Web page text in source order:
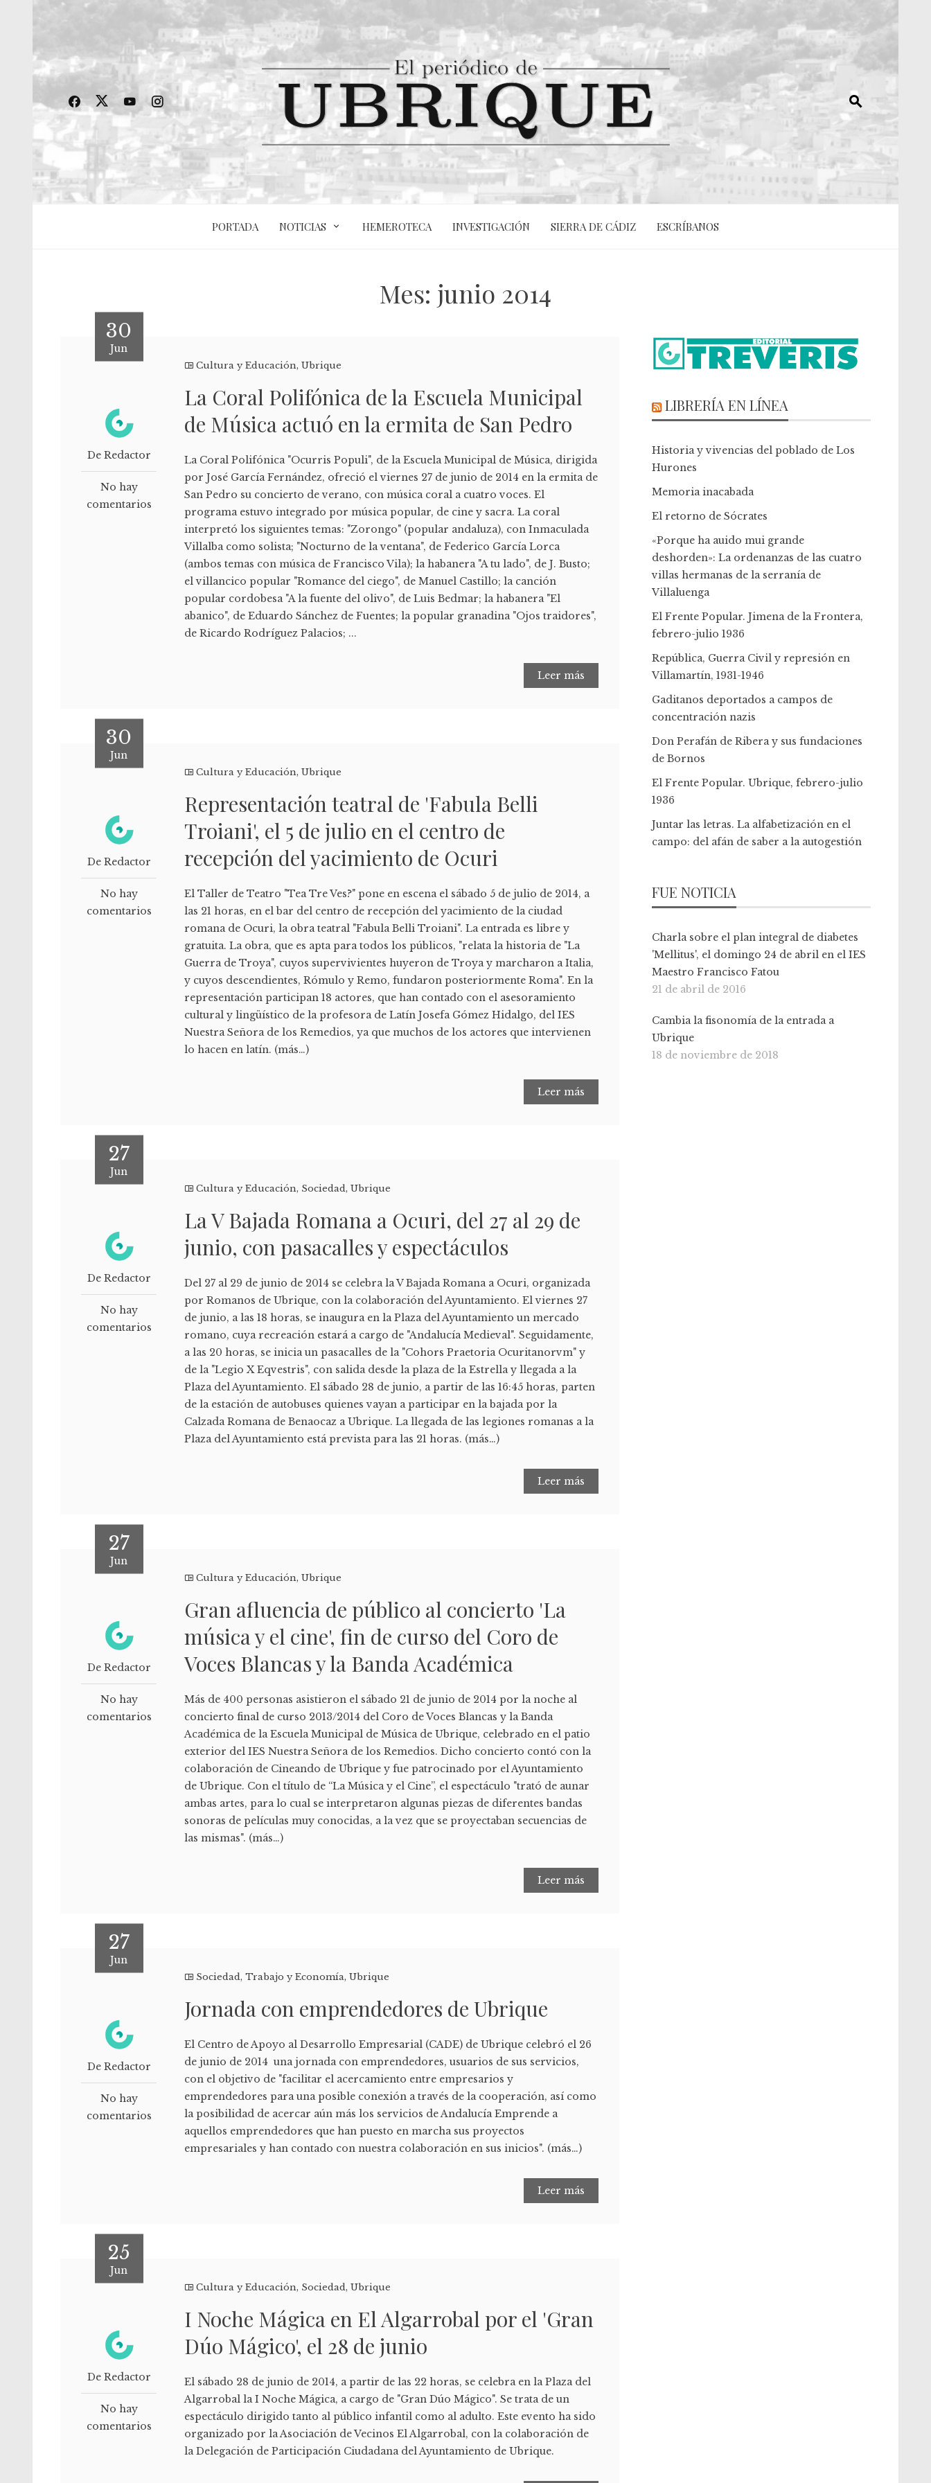
PORTADA NOTICIAS HEMEROTECA INVESTIGACIÓN SIERRA DE CÁDIZ ESCRÍBANOS
Mes: junio 2014
30
Jun
De Redactor
No hay
comentarios
Cultura y Educación,Ubrique
La Coral Polifónica de la Escuela Municipal
de Música actuó en la ermita de San Pedro
La Coral Polifónica "Ocurris Populi", de la Escuela Municipal de Música, dirigida
por José García Fernández, ofreció el viernes 27 de junio de 2014 en la ermita de
San Pedro su concierto de verano, con música coral a cuatro voces. El
programa estuvo integrado por música popular, de cine y sacra. La coral
interpretó los siguientes temas: "Zorongo" (popular andaluza), con Inmaculada
Villalba como solista; "Nocturno de la ventana", de Federico García Lorca
(ambos temas con música de Francisco Vila); la habanera "A tu lado", de J. Busto;
el villancico popular "Romance del ciego", de Manuel Castillo; la canción
popular cordobesa "A la fuente del olivo", de Luis Bedmar; la habanera "El
abanico", de Eduardo Sánchez de Fuentes; la popular granadina "Ojos traidores",
de Ricardo Rodríguez Palacios; ...
Leer más
30
Jun
De Redactor
No hay
comentarios
Cultura y Educación,Ubrique
Representación teatral de 'Fabula Belli
Troiani', el 5 de julio en el centro de
recepción del yacimiento de Ocuri
El Taller de Teatro "Tea Tre Ves?" pone en escena el sábado 5 de julio de 2014, a
las 21 horas, en el bar del centro de recepción del yacimiento de la ciudad
romana de Ocuri, la obra teatral "Fabula Belli Troiani". La entrada es libre y
gratuita. La obra, que es apta para todos los públicos, "relata la historia de "La
Guerra de Troya", cuyos supervivientes huyeron de Troya y marcharon a Italia,
y cuyos descendientes, Rómulo y Remo, fundaron posteriormente Roma". En la
representación participan 18 actores, que han contado con el asesoramiento
cultural y lingüístico de la profesora de Latín Josefa Gómez Hidalgo, del IES
Nuestra Señora de los Remedios, ya que muchos de los actores que intervienen
lo hacen en latín. (más…)
Leer más
27
Jun
De Redactor
No hay
comentarios
Cultura y Educación, Sociedad,Ubrique
La V Bajada Romana a Ocuri, del 27 al 29 de
junio, con pasacalles y espectáculos
Del 27 al 29 de junio de 2014 se celebra la V Bajada Romana a Ocuri, organizada
por Romanos de Ubrique, con la colaboración del Ayuntamiento. El viernes 27
de junio, a las 18 horas, se inaugura en la Plaza del Ayuntamiento un mercado
romano, cuya recreación estará a cargo de "Andalucía Medieval". Seguidamente,
a las 20 horas, se inicia un pasacalles de la "Cohors Praetoria Ocuritanorvm" y
de la "Legio X Eqvestris", con salida desde la plaza de la Estrella y llegada a la
Plaza del Ayuntamiento. El sábado 28 de junio, a partir de las 16:45 horas, parten
de la estación de autobuses quienes vayan a participar en la bajada por la
Calzada Romana de Benaocaz a Ubrique. La llegada de las legiones romanas a la
Plaza del Ayuntamiento está prevista para las 21 horas. (más…)
Leer más
27
Jun
De Redactor
No hay
comentarios
Cultura y Educación,Ubrique
Gran afluencia de público al concierto 'La
música y el cine', fin de curso del Coro de
Voces Blancas y la Banda Académica
Más de 400 personas asistieron el sábado 21 de junio de 2014 por la noche al
concierto final de curso 2013/2014 del Coro de Voces Blancas y la Banda
Académica de la Escuela Municipal de Música de Ubrique, celebrado en el patio
exterior del IES Nuestra Señora de los Remedios. Dicho concierto contó con la
colaboración de Cineando de Ubrique y fue patrocinado por el Ayuntamiento
de Ubrique. Con el título de “La Música y el Cine”, el espectáculo "trató de aunar
ambas artes, para lo cual se interpretaron algunas piezas de diferentes bandas
sonoras de películas muy conocidas, a la vez que se proyectaban secuencias de
las mismas". (más…)
Leer más
27
Jun
De Redactor
No hay
comentarios
Sociedad,Trabajo y Economía,Ubrique
Jornada con emprendedores de Ubrique
El Centro de Apoyo al Desarrollo Empresarial (CADE) de Ubrique celebró el 26
de junio de 2014 una jornada con emprendedores, usuarios de sus servicios,
con el objetivo de "facilitar el acercamiento entre empresarios y
emprendedores para una posible conexión a través de la cooperación, así como
la posibilidad de acercar aún más los servicios de Andalucía Emprende a
aquellos emprendedores que han puesto en marcha sus proyectos
empresariales y han contado con nuestra colaboración en sus inicios". (más…)
Leer más
25
Jun
De Redactor
No hay
comentarios
Cultura y Educación, Sociedad,Ubrique
I Noche Mágica en El Algarrobal por el 'Gran
Dúo Mágico', el 28 de junio
El sábado 28 de junio de 2014, a partir de las 22 horas, se celebra en la Plaza del
Algarrobal la I Noche Mágica, a cargo de "Gran Dúo Mágico". Se trata de un
espectáculo dirigido tanto al público infantil como al adulto. Este evento ha sido
organizado por la Asociación de Vecinos El Algarrobal, con la colaboración de
la Delegación de Participación Ciudadana del Ayuntamiento de Ubrique.
LIBRERÍA EN LÍNEA
Historia y vivencias del poblado de Los
Hurones
Memoria inacabada
El retorno de Sócrates
«Porque ha auido mui grande
deshorden»: La ordenanzas de las cuatro
villas hermanas de la serranía de
Villaluenga
El Frente Popular. Jimena de la Frontera,
febrero-julio 1936
República, Guerra Civil y represión en
Villamartín, 1931-1946
Gaditanos deportados a campos de
concentración nazis
Don Perafán de Ribera y sus fundaciones
de Bornos
El Frente Popular. Ubrique, febrero-julio
1936
Juntar las letras. La alfabetización en el
campo: del afán de saber a la autogestión
FUE NOTICIA
Charla sobre el plan integral de diabetes
'Mellitus', el domingo 24 de abril en el IES
Maestro Francisco Fatou
21 de abril de 2016
Cambia la fisonomía de la entrada a
Ubrique
18 de noviembre de 2018